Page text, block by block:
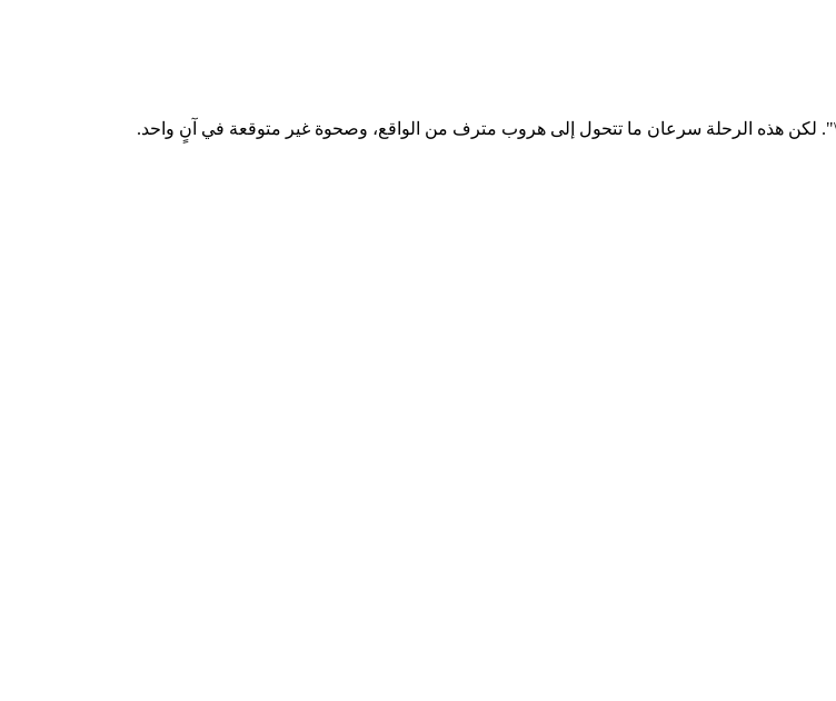
لكن هذه الرحلة سرعان ما تتحول إلى هروب مترف من الواقع، وصحوة غير متوقعة في آنٍ واحد.